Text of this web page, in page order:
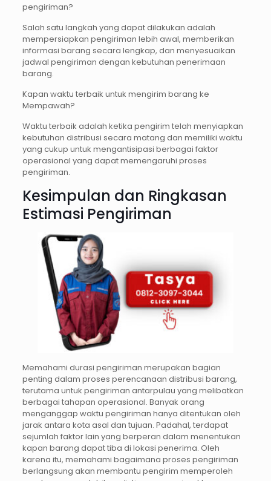
pengiriman?
Salah satu langkah yang dapat dilakukan adalah
mempersiapkan pengiriman lebih awal, memberikan
informasi barang secara lengkap, dan menyesuaikan
jadwal pengiriman dengan kebutuhan penerimaan
barang.
Kapan waktu terbaik untuk mengirim barang ke
Mempawah?
Waktu terbaik adalah ketika pengirim telah menyiapkan
kebutuhan distribusi secara matang dan memiliki waktu
yang cukup untuk mengantisipasi berbagai faktor
operasional yang dapat memengaruhi proses
pengiriman.
Kesimpulan dan Ringkasan
Estimasi Pengiriman
Memahami durasi pengiriman merupakan bagian
penting dalam proses perencanaan distribusi barang,
terutama untuk pengiriman antarpulau yang melibatkan
berbagai tahapan operasional. Banyak orang
menganggap waktu pengiriman hanya ditentukan oleh
jarak antara kota asal dan tujuan. Padahal, terdapat
sejumlah faktor lain yang berperan dalam menentukan
kapan barang dapat tiba di lokasi penerima. Oleh
karena itu, memahami bagaimana proses pengiriman
berlangsung akan membantu pengirim memperoleh